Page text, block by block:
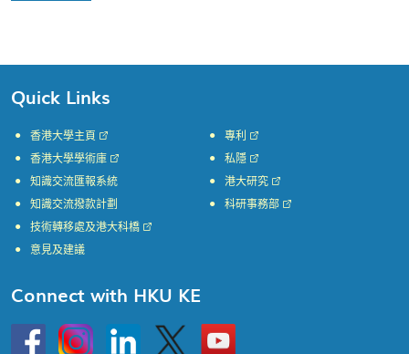
Quick Links
香港大學主頁
香港大學學術庫
知識交流匯報系統
知識交流撥款計劃
專利
私隱
港大研究
科研事務部
技術轉移處及港大科橋
意見及建議
Connect with HKU KE
InstagramLinkedin Twitter
Go
to